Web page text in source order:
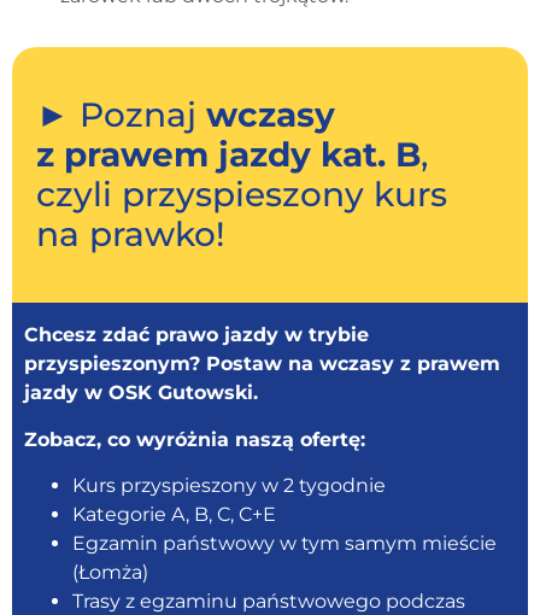
► Poznaj wczasy
z prawem jazdy kat. B,
czyli przyspieszony kurs
na prawko!
Chcesz zdać prawo jazdy w trybie
przyspieszonym? Postaw na wczasy z prawem
jazdy w OSK Gutowski.
Zobacz, co wyróżnia naszą ofertę:
Kurs przyspieszony w 2 tygodnie
Kategorie A, B, C, C+E
Egzamin państwowy w tym samym mieście
(Łomża)
Trasy z egzaminu państwowego podczas